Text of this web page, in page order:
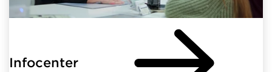
Infocenter